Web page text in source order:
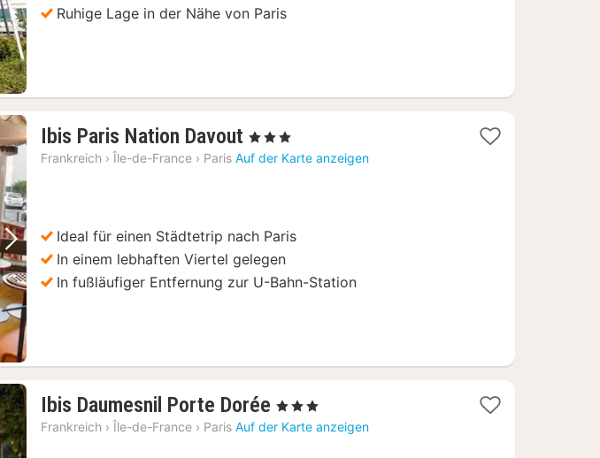
Ruhige Lage in der Nähe von Paris
Nächstes Bild
Ibis Paris Nation Davout 1
Nacht
, 3 Sterne
Frankreich › Île-de-France › Paris Auf der Karte anzeigen
Ideal für einen Städtetrip nach Paris
In einem lebhaften Viertel gelegen
In fußläufiger Entfernung zur U-Bahn-Station
Ibis Daumesnil Porte Dorée 1
Nacht
, 3 Sterne
Frankreich › Île-de-France › Paris Auf der Karte anzeigen